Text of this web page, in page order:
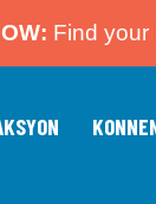
Find your